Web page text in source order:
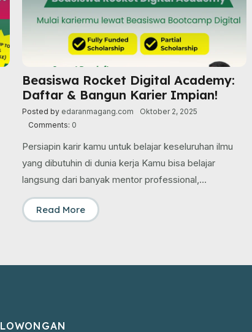
Beasiswa Rocket Digital Academy:
Daftar & Bangun Karier Impian!
Posted by edaranmagang.com
Oktober 2, 2025
Comments: 0
Persiapin karir kamu untuk belajar keseluruhan ilmu
yang dibutuhin di dunia kerja Kamu bisa belajar
langsung dari banyak mentor professional,…
Read More
LOWONGAN